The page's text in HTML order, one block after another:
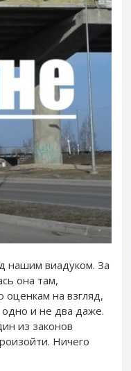
нашим виадуком. За
она там,
на взгляд,
одно и не два даже.
из законов
Ничего